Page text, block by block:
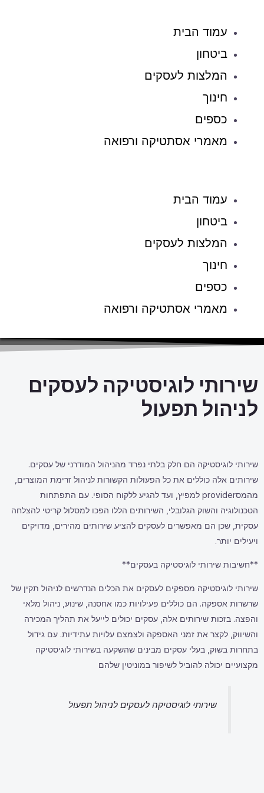
עמוד הבית
ביטחון
המלצות לעסקים
חינוך
כספים
מאמרי אסתטיקה ורפואה
עמוד הבית
ביטחון
המלצות לעסקים
חינוך
כספים
מאמרי אסתטיקה ורפואה
שירותי לוגיסטיקה לעסקים
לניהול תפעול
שירותי לוגיסטיקה הם חלק בלתי נפרד מהניהול המודרני של עסקים.
שירותים אלה כוללים את כל הפעולות הקשורות לניהול זרימת המוצרים,
מהמסprovider למפיץ, ועד להגיע ללקוח הסופי. עם התפתחות
הטכנולוגיה והשוק הגלובלי, השירותים הללו הפכו למסלול קריטי להצלחה
עסקית, שכן הם מאפשרים לעסקים להציע שירותים מהירים, מדויקים
ויעילים יותר.
**חשיבות שירותי לוגיסטיקה בעסקים**
שירותי לוגיסטיקה מספקים לעסקים את הכלים הנדרשים לניהול תקין של
שרשרות אספקה. הם כוללים פעילויות כמו אחסנה, שינוע, ניהול מלאי
והפצה. בזכות שירותים אלה, עסקים יכולים לייעל את תהליך המכירה
והשיווק, לקצר את זמני האספקה ולצמצם עלויות עתידיות. עם גידול
בתחרות בשוק, בעלי עסקים מבינים שהשקעה בשירותי לוגיסטיקה
מקצועיים יכולה להוביל לשיפור במוניטין שלהם
שירותי לוגיסטיקה לעסקים לניהול תפעול